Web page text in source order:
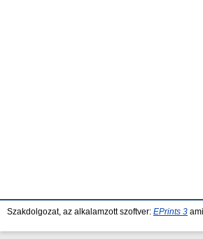
Szakdolgozat, az alkalamzott szoftver: EPrints 3